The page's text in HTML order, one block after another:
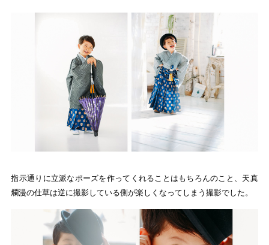
指示通りに立派なポーズを作ってくれることはもちろんのこと、天真
爛漫の仕草は逆に撮影している側が楽しくなってしまう撮影でした。